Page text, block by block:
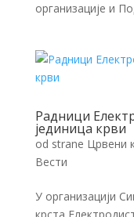
организације и
Радници
јединица крви
od strane Црвени
Вести
У организацији